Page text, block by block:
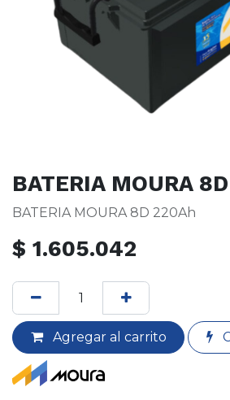
BATERIA MOURA
BATERIA MOURA 8D 220Ah
$ 1.605.042
Agregar al carrito